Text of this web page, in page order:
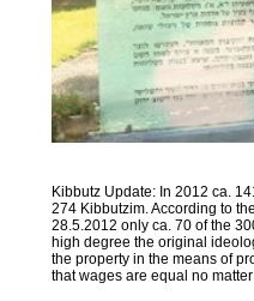
Kibbutz Update: In 2012 ca.
274 Kibbutzim. According to
28.5.2012 only ca. 70 of the
high degree the original
the property in the means of
that wages are equal no